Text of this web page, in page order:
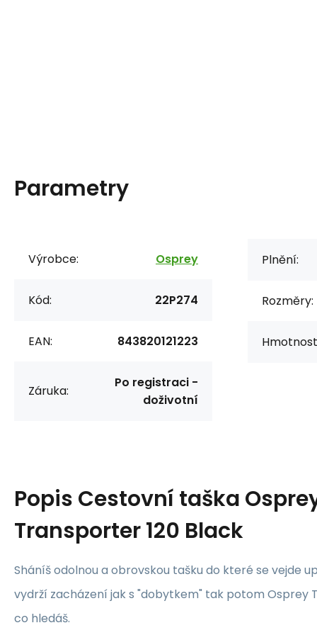
Parametry
Výrobce: Osprey
Kód: 22P274
EAN: 843820121223
Záruka:
Po registraci -
doživotní
Plnění:
Rozměry:
Popis Cestovní taška
Transporter 120 Black
Sháníš odolnou a obrovskou tašku do které se vejde
vydrží zacházení jak s "dobytkem" tak potom Osprey
co hledáš.